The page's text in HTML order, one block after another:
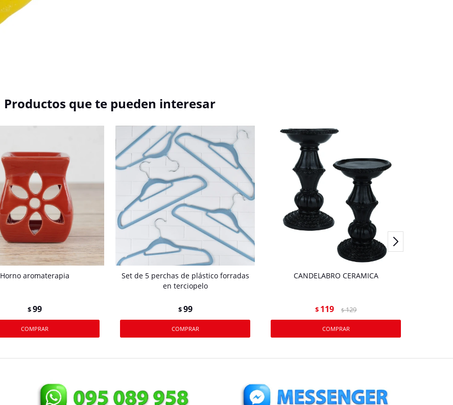
Productos que te pueden interesar
Horno aromaterapia
$99
Set de 5 perchas de plástico forradas
en terciopelo
$99
CANDELABRO CERAMICA
$ 119 $ 129